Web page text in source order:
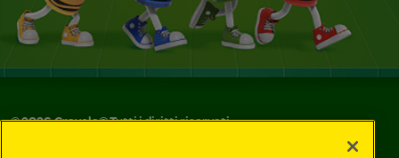
©2026Crayola® Tutti i diritti riservati.